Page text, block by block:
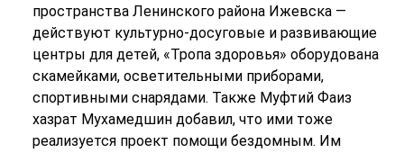
пространства Ленинского района Ижевска —
действуют культурно-досуговые и развивающие
центры для детей, «Тропа здоровья» оборудована
скамейками, осветительными приборами,
спортивными снарядами. Также Муфтий Фаиз
хазрат Мухамедшин добавил, что ими тоже
реализуется проект помощи бездомным. Им